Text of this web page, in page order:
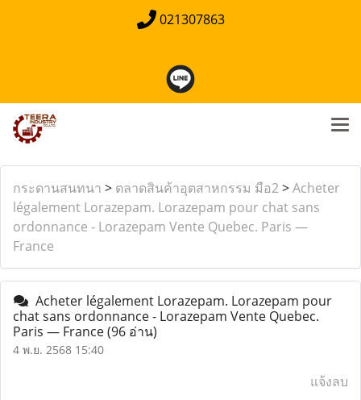
021307863
กระดานสนทนา > ตลาดสินค้าอุตสาหกรรม มือ2>Acheter
légalement Lorazepam. Lorazepam pour chat sans
ordonnance - Lorazepam Vente Quebec. Paris —
France
Acheter légalement Lorazepam. Lorazepam pour
chat sans ordonnance - Lorazepam Vente Quebec.
Paris — France(96 อ่าน)
4 พ.ย. 2568 15:40
แจ้งลบ